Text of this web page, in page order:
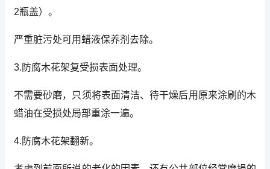
2瓶盖）。
严重脏污处可用蜡液保养剂去除。
3.防腐木花架复受损表面处理。
不需要砂磨，只须将表面清洁、待干燥后用原来涂刷的木
蜡油在受损处局部重涂一遍。
4.防腐木花架翻新。